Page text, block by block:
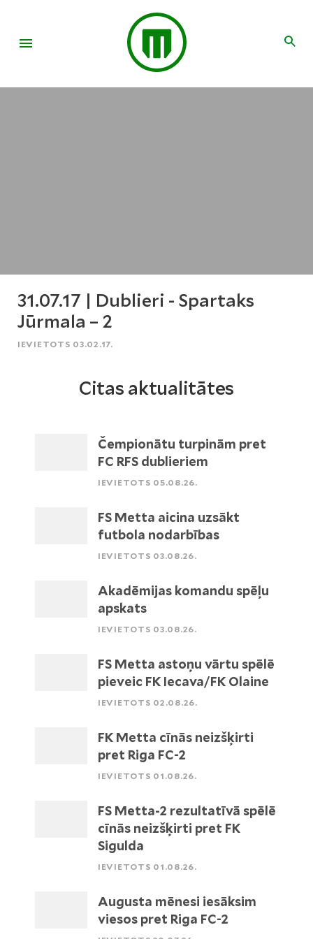
31.07.17 | Dublieri - Spartaks
Jūrmala – 2
IEVIETOTS 03.02.17.
Citas aktualitātes
Čempionātu turpinām pret
FC RFS dublieriem
IEVIETOTS 05.08.26.
FS Metta aicina uzsākt
futbola nodarbības
IEVIETOTS 03.08.26.
Akadēmijas komandu spēļu
apskats
IEVIETOTS 03.08.26.
FS Metta astoņu vārtu spēlē
pieveic FK Iecava/FK Olaine
IEVIETOTS 02.08.26.
FK Metta cīnās neizšķirti
pret Riga FC-2
IEVIETOTS 01.08.26.
FS Metta-2 rezultatīvā spēlē
cīnās neizšķirti pret FK
Sigulda
IEVIETOTS 01.08.26.
Augusta mēnesi iesāksim
viesos pret Riga FC-2